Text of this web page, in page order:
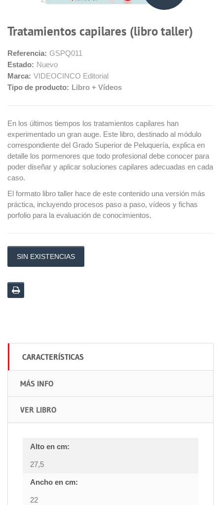
Tratamientos capilares (libro taller)
Referencia: GSPQ011
Estado: Nuevo
Marca: VIDEOCINCO Editorial
Tipo de producto: Libro + Vídeos
En los últimos tiempos los tratamientos capilares han
experimentado un gran auge. Este libro, destinado al módulo
correspondiente del Grado Superior de Peluquería, explica en
detalle los pormenores que todo profesional debe conocer para
poder diseñar y aplicar soluciones capilares adecuadas en cada
caso.
El formato libro taller hace de este contenido una versión más
práctica, incluyendo procesos paso a paso, vídeos y fichas
porfolio para la evaluación de conocimientos.
SIN EXISTENCIAS
CARACTERÍSTICAS
MÁS INFO
VER LIBRO
Alto en cm:
27,5
Ancho en cm:
22